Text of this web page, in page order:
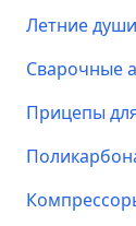
Летние
Сварочные
Прицепы